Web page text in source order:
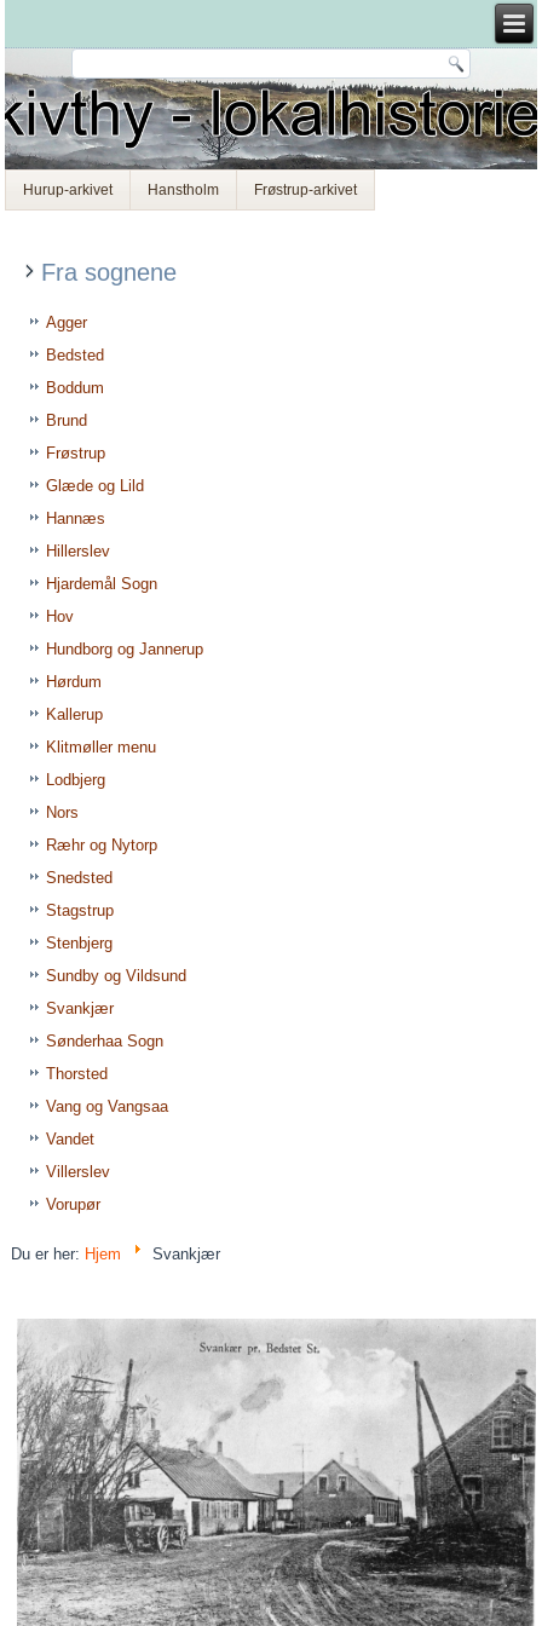
Hurup-arkivet Hanstholm Frøstrup-arkivet
Fra sognene
Agger
Bedsted
Boddum
Brund
Frøstrup
Glæde og Lild
Hannæs
Hillerslev
Hjardemål Sogn
Hov
Hundborg og Jannerup
Hørdum
Kallerup
Klitmøller menu
Lodbjerg
Nors
Ræhr og Nytorp
Snedsted
Stagstrup
Stenbjerg
Sundby og Vildsund
Svankjær
Sønderhaa Sogn
Thorsted
Vang og Vangsaa
Vandet
Villerslev
Vorupør
Du er her: Hjem Svankjær